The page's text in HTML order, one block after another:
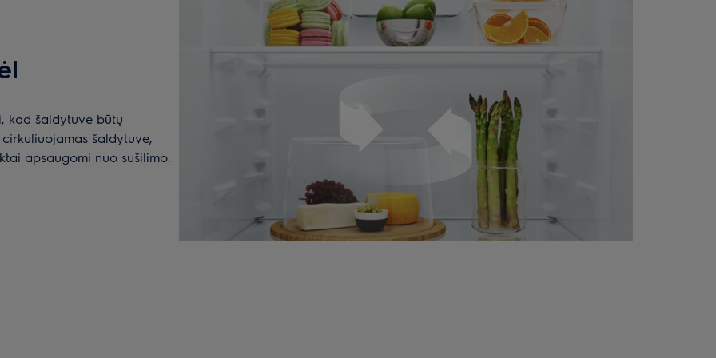
kad šaldytuve būtų
šaldytuve,
apsaugomi nuo sušilimo.